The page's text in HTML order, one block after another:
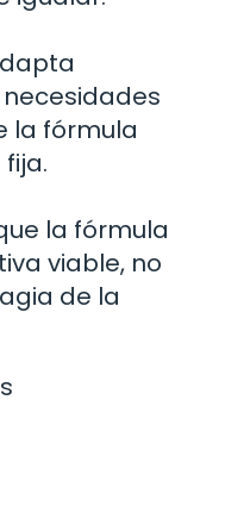
la fórmula
la fórmula
viable, no
de la